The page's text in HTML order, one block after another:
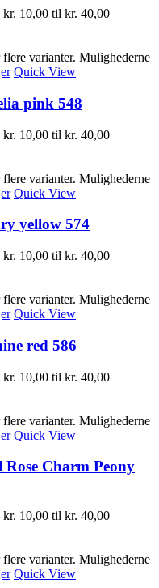
kr. 10,00 til kr. 40,00
flere varianter. Mulighederne
Quick View
pink 548
kr. 10,00 til kr. 40,00
flere varianter. Mulighederne
Quick View
yellow 574
kr. 10,00 til kr. 40,00
flere varianter. Mulighederne
Quick View
red 586
kr. 10,00 til kr. 40,00
flere varianter. Mulighederne
Quick View
Charm Peony
kr. 10,00 til kr. 40,00
flere varianter. Mulighederne
Quick View